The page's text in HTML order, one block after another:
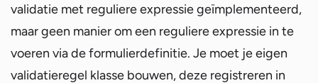
validatie met reguliere expressie geïmplementeerd,
maar geen manier om een reguliere expressie in te
voeren via de formulierdefinitie. Je moet je eigen
validatieregel klasse bouwen, deze registreren in